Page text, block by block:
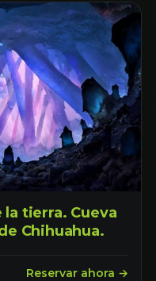
tierra. Cueva
Chihuahua.
Reservar ahora →